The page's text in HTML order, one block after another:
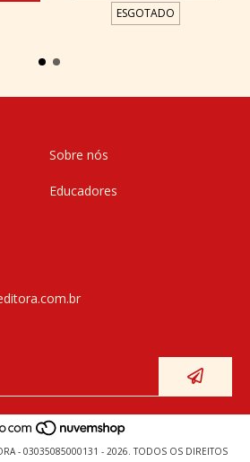
ESGOTADO
Sobre nós
Educadores
- 03035085000131 - 2026. TODOS OS DIREITOS